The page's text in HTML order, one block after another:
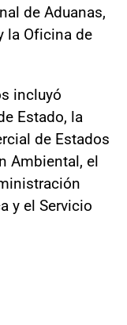
de Aduanas,
la Oficina de
incluyó
Estado, la
de Estados
Ambiental, el
y el Servicio